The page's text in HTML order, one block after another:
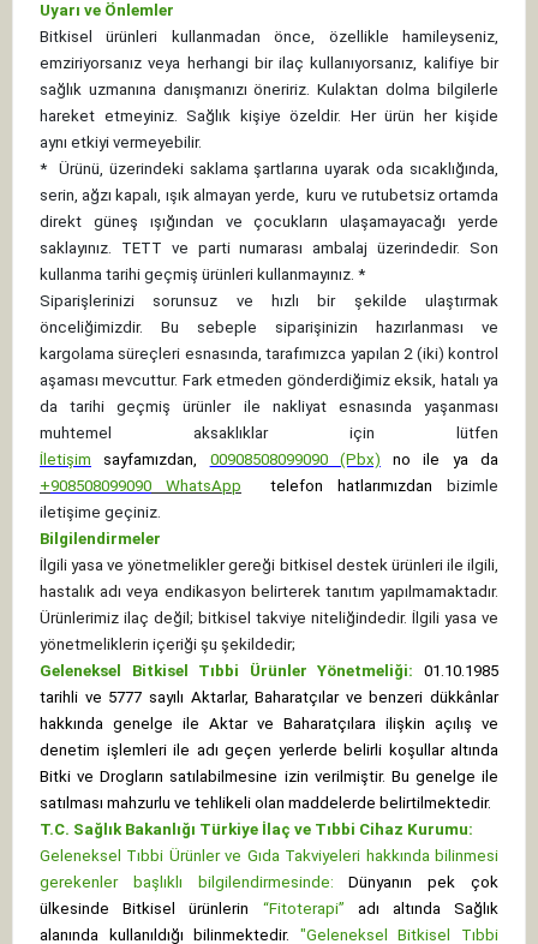
Uyarı ve Önlemler
Bitkisel ürünleri kullanmadan önce, özellikle hamileyseniz,
emziriyorsanız veya herhangi bir ilaç kullanıyorsanız, kalifiye bir
sağlık uzmanına danışmanızı öneririz. Kulaktan dolma bilgilerle
hareket etmeyiniz. Sağlık kişiye özeldir. Her ürün her kişide
aynı etkiyi vermeyebilir.
*
Ürünü, üzerindeki saklama şartlarına uyarak oda sıcaklığında,
serin, ağzı kapalı, ışık almayan yerde, kuru ve rutubetsiz ortamda
direkt güneş ışığından ve çocukların ulaşamayacağı yerde
saklayınız. TETT ve parti numarası ambalaj üzerindedir. Son
kullanma tarihi geçmiş ürünleri kullanmayınız. *
Siparişlerinizi sorunsuz ve hızlı bir şekilde ulaştırmak
önceliğimizdir. Bu sebeple siparişinizin hazırlanması ve
kargolama süreçleri esnasında, tarafımızca yapılan 2 (iki) kontrol
aşaması mevcuttur. Fark etmeden gönderdiğimiz eksik, hatalı ya
da tarihi geçmiş ürünler ile nakliyat esnasında yaşanması
muhtemel aksaklıklar için lütfen
İletişim
sayfamızdan, 00908508099090 (Pbx) no ile ya da
+908508099090 WhatsApp telefon hatlarımızdan bizimle
iletişime geçiniz.
Bilgilendirmeler
İlgili yasa ve yönetmelikler gereği bitkisel destek ürünleri ile ilgili,
hastalık adı veya endikasyon belirterek tanıtım yapılmamaktadır.
Ürünlerimiz ilaç değil; bitkisel takviye niteliğindedir. İlgili yasa ve
yönetmeliklerin içeriği şu şekildedir;
Geleneksel Bitkisel Tıbbi Ürünler Yönetmeliği: 01.10.1985
tarihli ve 5777 sayılı Aktarlar, Baharatçılar ve benzeri dükkânlar
hakkında genelge ile Aktar ve Baharatçılara ilişkin açılış ve
denetim işlemleri ile adı geçen yerlerde belirli koşullar altında
Bitki ve Drogların satılabilmesine izin verilmiştir. Bu genelge ile
satılması mahzurlu ve tehlikeli olan maddelerde belirtilmektedir.
T.C. Sağlık Bakanlığı Türkiye İlaç ve Tıbbi Cihaz Kurumu:
Geleneksel Tıbbi Ürünler ve Gıda Takviyeleri hakkında bilinmesi
gerekenler başlıklı bilgilendirmesinde:
Dünyanın pek çok
ülkesinde Bitkisel ürünlerin “Fitoterapi” adı altında Sağlık
alanında kullanıldığı bilinmektedir. "Geleneksel Bitkisel Tıbbi